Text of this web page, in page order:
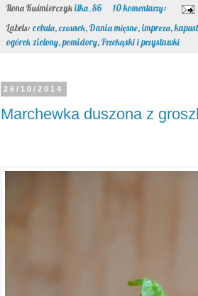
Ilona Kuśmierczykilka_86
10 komentarzy:
Labels: cebula,czosnek,Dania mięsne,impreza,
ogórek zielony,pomidory,Przekąski i przystawki
26/10/2014
Marchewka duszona z